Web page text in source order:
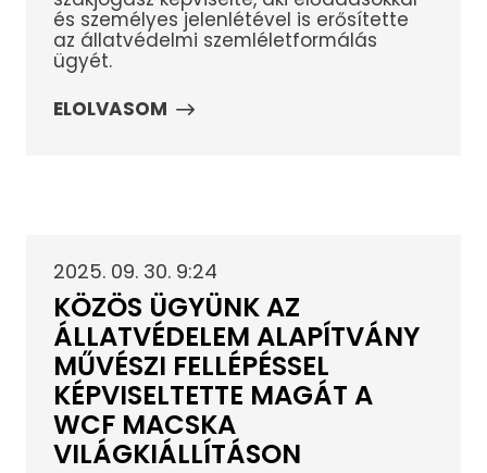
és személyes jelenlétével is erősítette
az állatvédelmi szemléletformálás
ügyét.
ELOLVASOM
2025. 09. 30. 9:24
KÖZÖS ÜGYÜNK AZ
ÁLLATVÉDELEM ALAPÍTVÁNY
MŰVÉSZI FELLÉPÉSSEL
KÉPVISELTETTE MAGÁT A
WCF MACSKA
VILÁGKIÁLLÍTÁSON